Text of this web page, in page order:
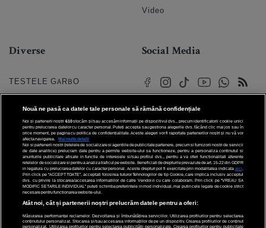
Video
Diverse
TESTELE GARBO
HOROSCOP
HOROSCOPUL IUBIRII
FORUMURI
TRATAMENTE NATURISTE
DICTIONARE NUME
Social Media
© 2026 Internet Corp SRL
Toate drepturile rezervate
Nouă ne pasă ca datele tale personale să rămână confidențiale
Noi și partenerii noștri 610stocăm și/sau accesăm informații pe dispozitivul dvs., precum identificatorii cookie unici
pentru prelucrarea datelor cu caracter personal. Puteți accepta sau gestiona alegerile dvs. făcând clic mai jos sau în
orice moment, pe pagina cu politica de confidențialitate. Aceste alegeri vor fi raportate partenerilor noștri și nu vă vor
afecta navigarea.
Mai multe detalii
Noi si partenerii nostri (retelele de socializare si agentiile de publicitate partenere, precum si furnizorii nostri de servicii
de date analitice) prelucram date pentru a permite website-ului sa functioneze, pentru a personaliza continutul si
anunturile publicitare afisate in functie de interesele si/sau profilul dvs., pentru a va oferi functionalitati aferente
retelelor de socializare si pentru a analiza traficul pe website. Beneficiati de drepturile prevazute de art. 15-22 din GDPR
in legatura cu prelucrarea datelor cu caracter personal. Aceste drepturi pot fi exercitate prin modalitatea indicata aici
Prin click pe “ACCEPT TOATE”, acceptati folosirea tuturor Tehnologiilor de tip Cookie, care implica inclusiv acceptul
dvs. cu privire la stocarea/accesarea informatiilor de catre Vendor-ii cu care colaboram. Prin click pe “VREAU SA
MODIFIC SETARILE INDIVIDUAL” puteti schimba preferintele in mod individual, mai putin cele legate de cookie strict
necesare pentru functionarea website-ului.
Atât noi, cât și partenerii noștri prelucrăm datele pentru a oferi:
Măsurarea performanței reclamelor. Dezvoltarea și îmbunătățirea serviciilor. Utilizarea profilurilor pentru selectarea
conținutului personalizat. Stocarea și/sau accesarea informațiilor de pe un dispozitiv. Crearea profilurilor de conținut
personalizat. Utilizarea profilurilor pentru selectarea publicității personalizate. Crearea profilurilor pentru publicitate